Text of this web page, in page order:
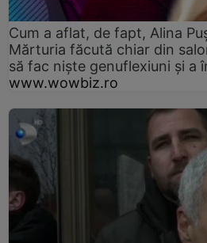
Cum a aflat, de fapt, Alina
Mărturia făcută chiar din
să fac niște genuflexiuni și a
www.wowbiz.ro